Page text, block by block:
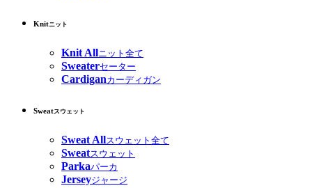
Knitニット
Knit Allニット全て
Sweaterセーター
Cardiganカーディガン
Sweatスウェット
Sweat Allスウェット全て
Sweatスウェット
Parkaパーカ
Jerseyジャージ